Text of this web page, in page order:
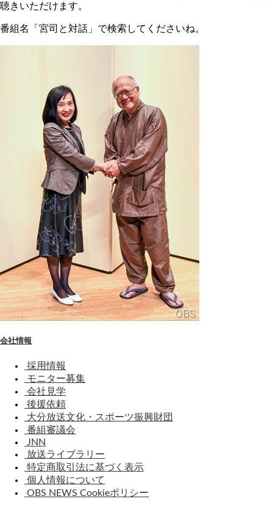
聴きいただけます。
番組名「宮司と対話」で検索してくださいね。
会社情報
採用情報
モニター募集
会社見学
後援依頼
大分放送文化・スポーツ振興財団
番組審議会
JNN
放送ライブラリー
特定商取引法に基づく表示
個人情報について
OBS NEWS Cookieポリシー